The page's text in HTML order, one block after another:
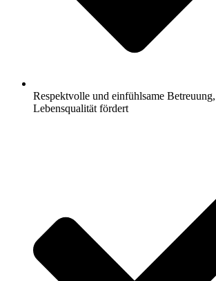
Respektvolle und einfühlsame
Lebensqualität fördert